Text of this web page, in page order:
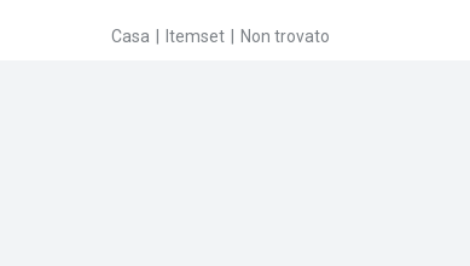
Casa Itemset Non trovato